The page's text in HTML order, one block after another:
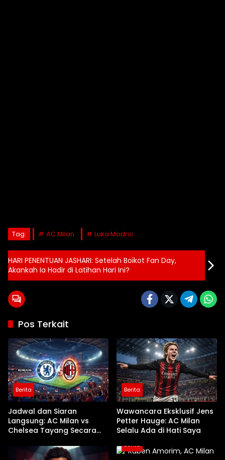
Tag: AC Milan Luka Modric
HARI PENENTUAN JASHARI: Setelah Boikot Fan Day,
Akankah Ia Hadir di Latihan Hari Ini?
Pos Terkait
Berita
Jadwal dan Siaran
Langsung: AC Milan vs
Chelsea Tayang Secara
Berita
Wawancara Eksklusif Jens
Petter Hauge: AC Milan
Selalu Ada di Hati Saya
Berita